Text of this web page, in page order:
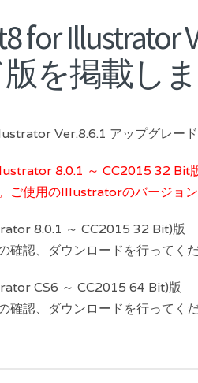
for
を掲載し
Ver.8.6.1 アップグレード
8.0.1 ～ CC2015 32 Bit
ご使用のIllustratorのバージョ
8.0.1 ～ CC2015 32 Bit)版
確認、ダウンロードを行ってくだ
CS6 ～ CC2015 64 Bit)版
確認、ダウンロードを行ってくだ